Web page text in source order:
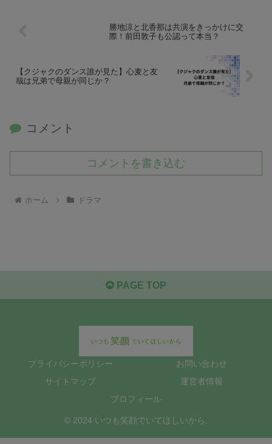
勝地涼と北香那は共演をきっかけに交
際！前田敦子も公認って本当？
【クジャクのダンス誰が見た】心麦と友
哉は兄弟で母親が同じか？
コメント
コメントを書き込む
ホーム ドラマ
PAGE TOP
プライバシーポリシー
お問い合わせ
サイトマップ
運営者情報
プロフィール
© 2024 いつも笑顔でいてほしいから.